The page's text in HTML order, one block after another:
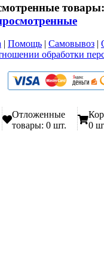
| Помощь | Самовывоз |
обработки
Отложенные
товары: 0 шт.
0